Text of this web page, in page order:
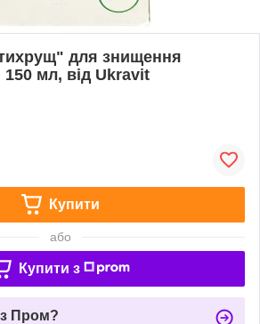
для знищення
мл, від Ukravit
Купити
або
Купити з
Пром?